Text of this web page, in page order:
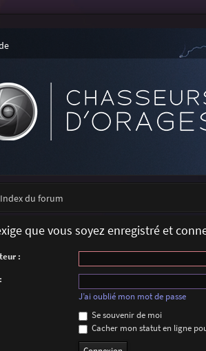
Index du forum
que vous soyez enregistré et
:
J’ai oublié mon mot de passe
Se souvenir de moi
Cacher mon statut en ligne